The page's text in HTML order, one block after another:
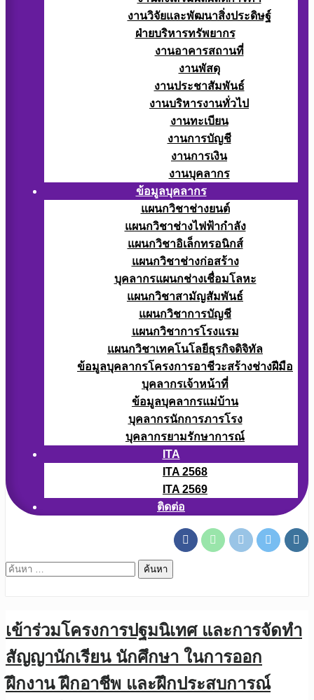
งานวิจัยและพัฒนาสิ่งประดิษฐ์
ฝ่ายบริหารทรัพยากร
งานอาคารสถานที่
งานพัสดุ
งานประชาสัมพันธ์
งานบริหารงานทั่วไป
งานทะเบียน
งานการบัญชี
งานการเงิน
งานบุคลากร
ข้อมูลบุคลากร
แผนกวิชาช่างยนต์
แผนกวิชาช่างไฟฟ้ากำลัง
แผนกวิชาอิเล็กทรอนิกส์
แผนกวิชาช่างก่อสร้าง
บุคลากรแผนกช่างเชื่อมโลหะ
แผนกวิชาสามัญสัมพันธ์
แผนกวิชาการบัญชี
แผนกวิชาการโรงแรม
แผนกวิชาเทคโนโลยีธุรกิจดิจิทัล
ข้อมูลบุคลากรโครงการอาชีวะสร้างช่างฝีมือ
บุคลากรเจ้าหน้าที่
ข้อมูลบุคลากรแม่บ้าน
บุคลากรนักการภารโรง
บุคลากรยามรักษาการณ์
ITA
ITA 2568
ITA 2569
ติดต่อ
ค้นหา
เข้าร่วมโครงการปฐมนิเทศ และการจัดทำ
สัญญานักเรียน นักศึกษา ในการออก
ฝึกงาน ฝึกอาชีพ และฝึกประสบการณ์